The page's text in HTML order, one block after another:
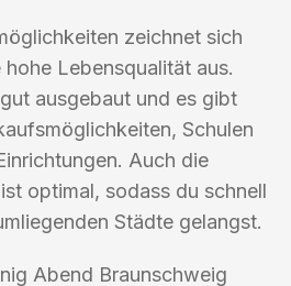
zeichnet sich
Lebensqualität aus.
ausgebaut und es gibt
Schulen
Auch die
optimal, sodass du schnell
Städte gelangst.
Abend Braunschweig